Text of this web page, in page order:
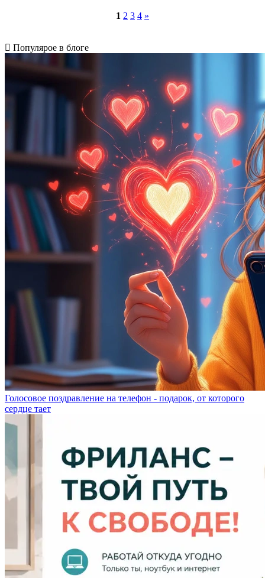
1 2 3 4 »
Популярое в блоге
Голосовое поздравление на телефон - подарок, от которого
сердце тает